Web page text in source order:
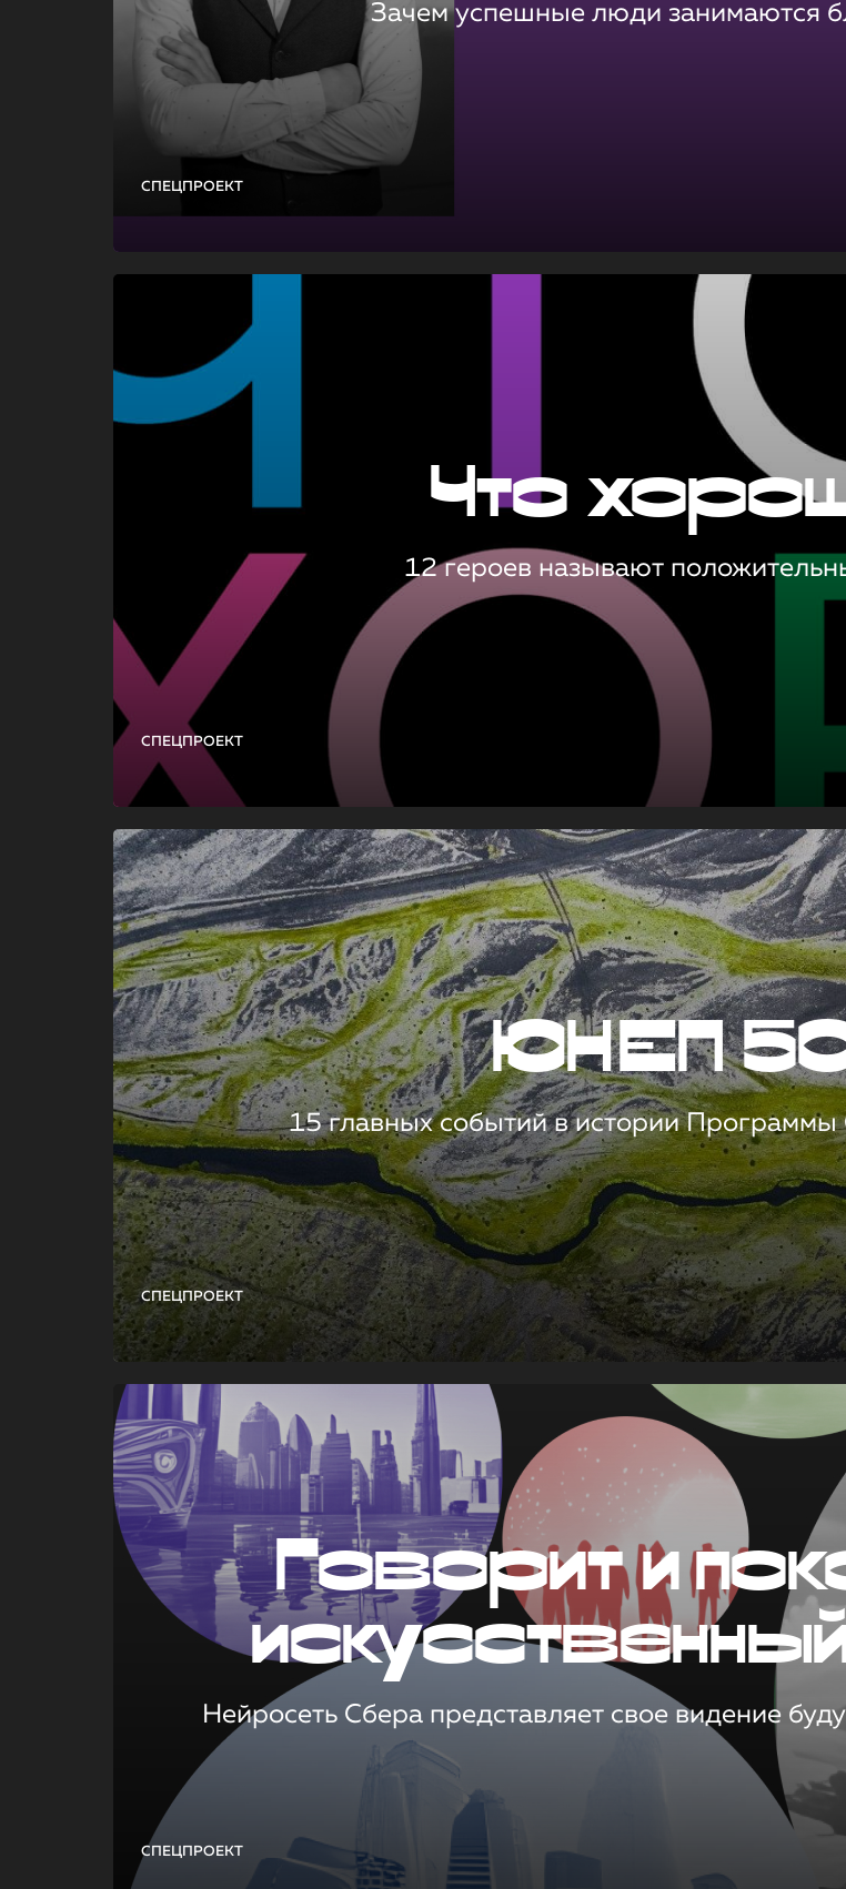
СПЕЦПРОЕКТ
Зачем успешные люди занимаются
СПЕЦПРОЕКТ
Что
12 героев называют
СПЕЦПРОЕКТ
ЮНЕП 50
15 главных событий в истории
СПЕЦПРОЕКТ
Говорит и
Нейросеть Сбера представляет свое видение